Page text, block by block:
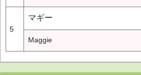
5
マギー
Maggie